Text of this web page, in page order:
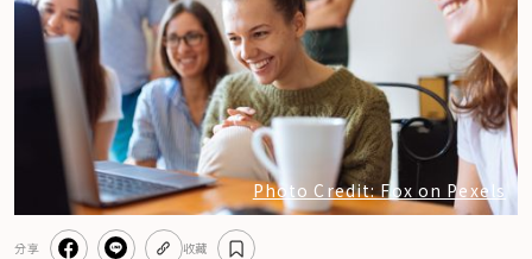
Photo Credit: Fox on Pexels
分享 收藏